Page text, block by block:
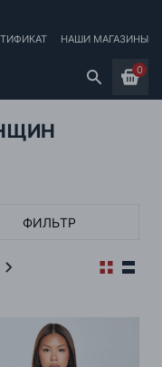
НАШИ МАГАЗИНЫ
0
ФИЛЬТР